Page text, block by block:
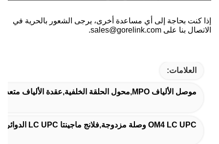
إذا كنت بحاجة إلى أي مساعدة أخرى، يرجى الشعور بالحرية في
الاتصال بنا على sales@gorelink.com.
العلامات:
موصل الألياف MPO,محول الحلقة الخلفية,عقدة الألياف متعددة الأوضاع
OM4 LC UPC وصلة مزدوجة,فلانج ماجينتا LC UPC الدوائر المزدوجة,OM4 LC Fiber Connector